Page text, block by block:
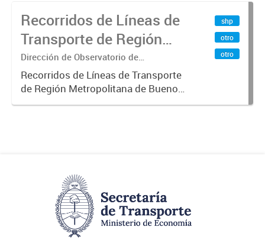
Recorridos de Líneas de
Transporte de Región
Metropolitana de
Buenos Aires (RMBA)
Dirección de Observatorio de
Transporte, Estudio y Sistemas
Recorridos de Líneas de Transporte
de Región Metropolitana de Buenos
Aires (RMBA).-
shp
otro
otro